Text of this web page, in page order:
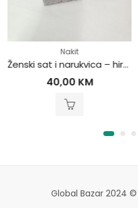
Nakit
Ženski sat i narukvica – hirurški čelik
40,00 KM
Global Bazar 2024